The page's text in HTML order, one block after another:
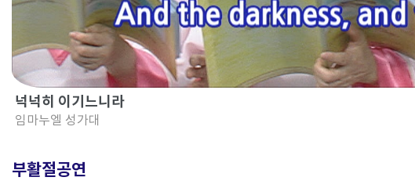
넉넉히 이기느니라
임마누엘 성가대
부활절공연